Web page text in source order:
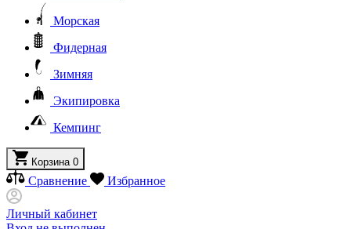
Морская
Фидерная
Зимняя
Экипировка
Кемпинг
Корзина 0
Сравнение Избранное
Личный кабинет